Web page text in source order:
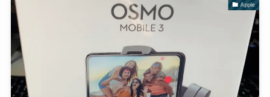
Apple